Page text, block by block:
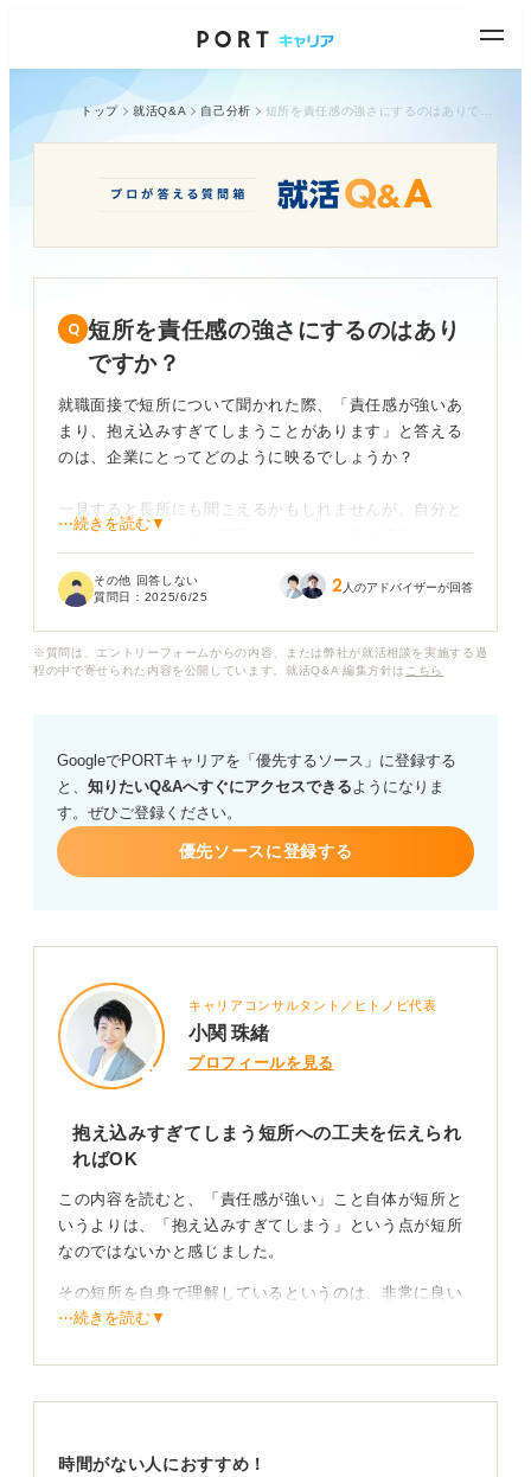
トップ 就活Q&A 自己分析
短所を責任感の強さにするのはあり
ですか？
就職面接で短所について聞かれた際、「責任感が強いあ
まり、抱え込みすぎてしまうことがあります」と答える
のは、企業にとってどのように映るでしょうか？
一見すると長所にも聞こえるかもしれませんが、自分と
しては、人に頼るのが苦手で、たとえば学生時代サーク
抱え込んでしまい、結果的にキャパオーバーになること
責任感の強さを短所として伝えて問題ないのか、また伝
える際のコツがあれば伺いたいです。
⋯続きを読む▼
その他 回答しない
質問日： 2025/6/25 2 人のアドバイザーが回答
※質問は、エントリーフォームからの内容、または弊社が就活相談を実施する過
程の中で寄せられた内容を公開しています。就活Q&A 編集方針は こちら
GoogleでPORTキャリアを「優先するソース」に登録する
と、 知りたいQ&Aへすぐにアクセスできるようになりま
す。ぜひご登録ください。
優先ソースに登録する
キャリアコンサルタント／ヒトノビ代表
小関 珠緒
プロフィールを見る
抱え込みすぎてしまう短所への工夫を伝えられ
ればOK
この内容を読むと、「責任感が強い」こと自体が短所と
いうよりは、「抱え込みすぎてしまう」という点が短所
なのではないかと感じました。
その短所を自身で理解しているというのは、非常に良い
ことです。
⋯続きを読む▼
時間がない人におすすめ！